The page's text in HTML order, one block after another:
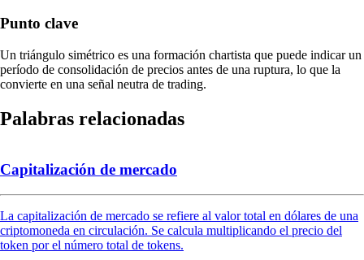
Punto clave
Un triángulo simétrico es una formación chartista que puede indicar un
período de consolidación de precios antes de una ruptura, lo que la
convierte en una señal neutra de trading.
Palabras relacionadas
Capitalización de mercado
La capitalización de mercado se refiere al valor total en dólares de una
criptomoneda en circulación. Se calcula multiplicando el precio del
token por el número total de tokens.